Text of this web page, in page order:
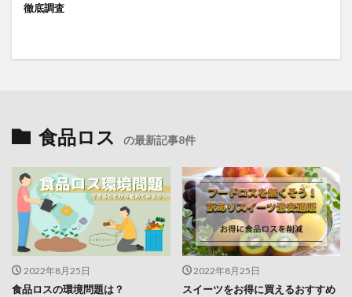
徹底調査
食品ロス の最新記事8件
2022年8月25日
食品ロスの環境問題は？
2022年8月25日
スイーツをお得に買えるおすすめ